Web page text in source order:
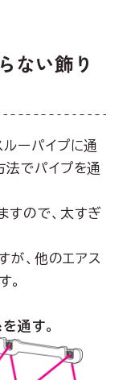
ない飾り
ーパイプに通
法でパイプを通
すので、太すぎ
、他のエアス
。
通す。